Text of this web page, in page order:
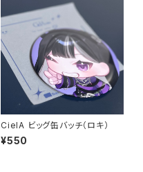
CielA ビッグ缶バッチ（ロキ）
¥550